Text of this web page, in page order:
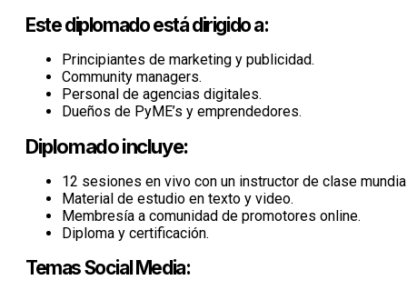
Este diplomado está dirigido a:
Principiantes de marketing y publicidad.
Community managers.
Personal de agencias digitales.
Dueños de PyME’s y emprendedores.
Diplomado incluye:
12 sesiones en vivo con un instructor de clase
Material de estudio en texto y video.
Membresía a comunidad de promotores online.
Diploma y certificación.
Temas Social Media: